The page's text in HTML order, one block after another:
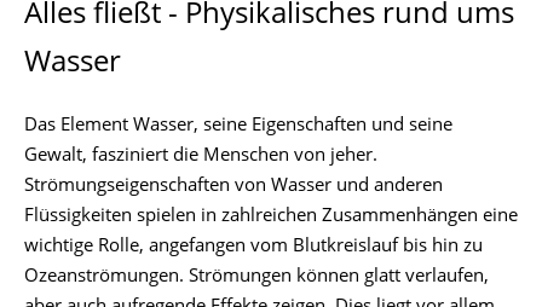
Alles fließt - Physikalisches rund ums
Wasser
Das Element Wasser, seine Eigenschaften und seine
Gewalt, fasziniert die Menschen von jeher.
Strömungseigenschaften von Wasser und anderen
Flüssigkeiten spielen in zahlreichen Zusammenhängen eine
wichtige Rolle, angefangen vom Blutkreislauf bis hin zu
Ozeanströmungen. Strömungen können glatt verlaufen,